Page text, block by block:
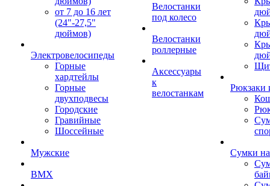
от 7 до 16 лет
(24"-27,5"
дюймов)
Электровелосипеды
Горные
хардтейлы
Горные
двухподвесы
Городские
Гравийные
Шоссейные
Мужские
BMX
Велостанки
под колесо
Велостанки
роллерные
Аксессуары
к
велостанкам
Рюкзаки
Сумки